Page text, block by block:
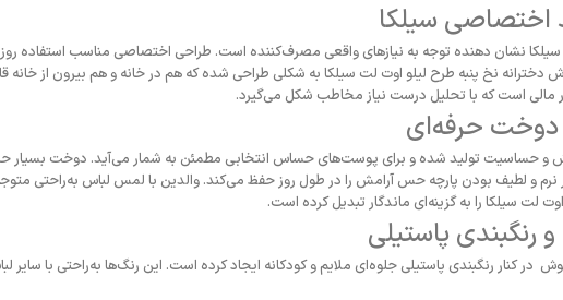
اختصاصی سیلکا
نشان دهنده توجه به نیازهای واقعی مصرف‌کننده است. طراحی اختصاصی مناسب استفاده
دخترانه نخ پنبه طرح لیلو اوت لت سیلکا به شکلی طراحی شده که هم در خانه و هم بیرون از خانه
مالی است که با تحلیل درست نیاز مخاطب شکل می‌گیرد.
دوخت حرفه‌ای
و حساسیت تولید شده و برای پوست‌های حساس انتخابی مطمئن به شمار می‌آید. دوخت بسیار
نرم و لطیف بودن پارچه حس آرامش را در طول روز حفظ می‌کند. والدین با لمس لباس به‌راحتی
لت سیلکا را به گزینه‌ای ماندگار تبدیل کرده است.
رنگبندی پاستیلی
در کنار رنگبندی پاستیلی جلوه‌ای ملایم و کودکانه ایجاد کرده است. این رنگ‌ها به‌راحتی با